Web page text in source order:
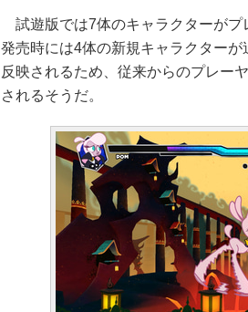
試遊版では7体のキャラクターがプ
発売時には4体の新規キャラクター
反映されるため、従来からのプレー
されるそうだ。